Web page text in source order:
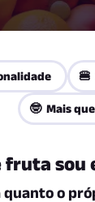
🍔
🤓 Mais
fruta sou
o